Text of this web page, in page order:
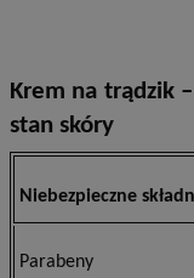
Krem na trądzik
stan skóry
Niebezpieczne
Parabeny